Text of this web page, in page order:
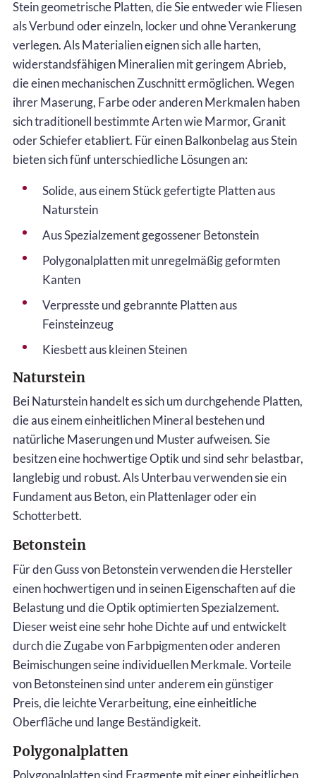
Stein geometrische Platten, die Sie entweder wie Fliesen
als Verbund oder einzeln, locker und ohne Verankerung
verlegen. Als Materialien eignen sich alle harten,
widerstandsfähigen Mineralien mit geringem Abrieb,
die einen mechanischen Zuschnitt ermöglichen. Wegen
ihrer Maserung, Farbe oder anderen Merkmalen haben
sich traditionell bestimmte Arten wie Marmor, Granit
oder Schiefer etabliert. Für einen Balkonbelag aus Stein
bieten sich fünf unterschiedliche Lösungen an:
Solide, aus einem Stück gefertigte Platten aus
Naturstein
Aus Spezialzement gegossener Betonstein
Polygonalplatten mit unregelmäßig geformten
Kanten
Verpresste und gebrannte Platten aus
Feinsteinzeug
Kiesbett aus kleinen Steinen
Naturstein
Bei Naturstein handelt es sich um durchgehende Platten,
die aus einem einheitlichen Mineral bestehen und
natürliche Maserungen und Muster aufweisen. Sie
besitzen eine hochwertige Optik und sind sehr belastbar,
langlebig und robust. Als Unterbau verwenden sie ein
Fundament aus Beton, ein Plattenlager oder ein
Schotterbett.
Betonstein
Für den Guss von Betonstein verwenden die Hersteller
einen hochwertigen und in seinen Eigenschaften auf die
Belastung und die Optik optimierten Spezialzement.
Dieser weist eine sehr hohe Dichte auf und entwickelt
durch die Zugabe von Farbpigmenten oder anderen
Beimischungen seine individuellen Merkmale. Vorteile
von Betonsteinen sind unter anderem ein günstiger
Preis, die leichte Verarbeitung, eine einheitliche
Oberfläche und lange Beständigkeit.
Polygonalplatten
Polygonalplatten sind Fragmente mit einer einheitlichen